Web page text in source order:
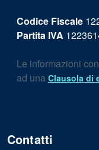
Codice Fiscale
Partita IVA
Le informazioni
ad una Clausola di
Contatti